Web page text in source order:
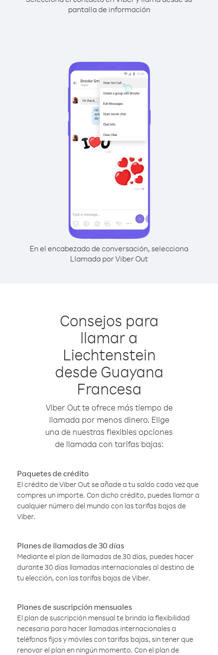
pantalla de información
En el encabezado de conversación, selecciona
Llamada por Viber Out
Consejos para
llamar a
Liechtenstein
desde Guayana
Francesa
Viber Out te ofrece más tiempo de
llamada por menos dinero. Elige
una de nuestras flexibles opciones
de llamada con tarifas bajas:
Paquetes de crédito
El crédito de Viber Out se añade a tu saldo cada vez que
compres un importe. Con dicho crédito, puedes llamar a
cualquier número del mundo con las tarifas bajas de
Viber.
Planes de llamadas de 30 días
Mediante el plan de llamadas de 30 días, puedes hacer
durante 30 días llamadas internacionales al destino de
tu elección, con las tarifas bajas de Viber.
Planes de suscripción mensuales
El plan de suscripción mensual te brinda la flexibilidad
necesaria para hacer llamadas internacionales a
teléfonos fijos y móviles con tarifas bajas, sin tener que
renovar el plan en ningún momento. Con el plan de